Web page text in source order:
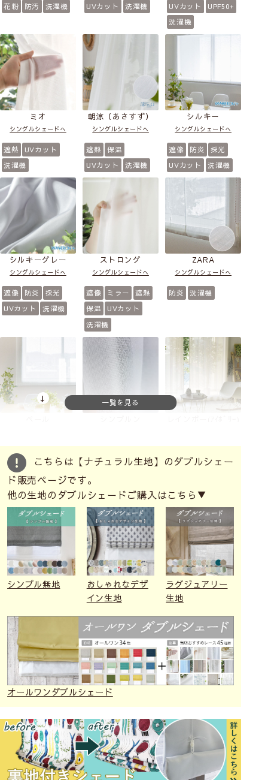
パレット
(アンティークピン
ク)
シングルシェードへ
天然素材風ポリ
洗濯機
(アンティークグリ
シングルシェードへ
天然素材風ポリ
防炎
洗濯機
天然素材風ポリ
3級遮光 洗濯機
ナチュール
(ナチュラル)
シングルシェードへ
天然素材風ポリ
防炎
洗濯機
ナチュール
(モーヴピンク)
シングルシェードへ
天然素材風ポリ
防炎
洗濯機
花粉
防汚 洗濯機
UVカット
洗濯機
UVカット
UPF50+
洗濯機
ミオ
シングルシェードへ
遮熱
UVカット
洗濯機
朝涼（あさすず）
シングルシェードへ
遮熱
保温
UVカット
洗濯機
シルキー
シングルシェードへ
遮像 防炎
採光
UVカット
洗濯機
シルキーグレー
シングルシェードへ
遮像 防炎
採光
UVカット
洗濯機
ストロング
シングルシェードへ
遮像 ミラー
遮熱
保温
UVカット
洗濯機
ZARA
シングルシェードへ
防炎 洗濯機
洗濯機
UVカット 洗濯機
洗濯機
レインボー(ﾋﾟﾝｸ)
シングルシェードへ
レインボー(ﾌﾞﾙｰ)
シングルシェードへ
ミラー UVカット
レインボー(ｼﾙﾊﾞｰ)
シングルシェードへ
ミラー
レインボー(ｸﾞﾘｰﾝ)
シングルシェードへ
ミラー
UVカット
洗濯機
レインボー(ﾓｶ)
シングルシェードへ
ミラー UVカット
洗濯機
レインボー(ﾗﾍﾞﾝﾀﾞ
ｰ)
シングルシェードへ
ミラー UVカット
こちらは【ナチュラル生地】のダブルシェー
ド販売ページです。
他の生地のダブルシェードご購入はこちら▼
シンプル無地
おしゃれなデザ
イン生地
ラグジュアリー
生地
オールワンダブルシェード